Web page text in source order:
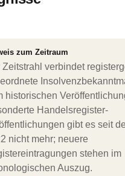
zum Zeitraum
Zeitstrahl verbindet
historischen
Handelsregister-
gibt es seit
nicht mehr; neuere
stehen im
Auszug.